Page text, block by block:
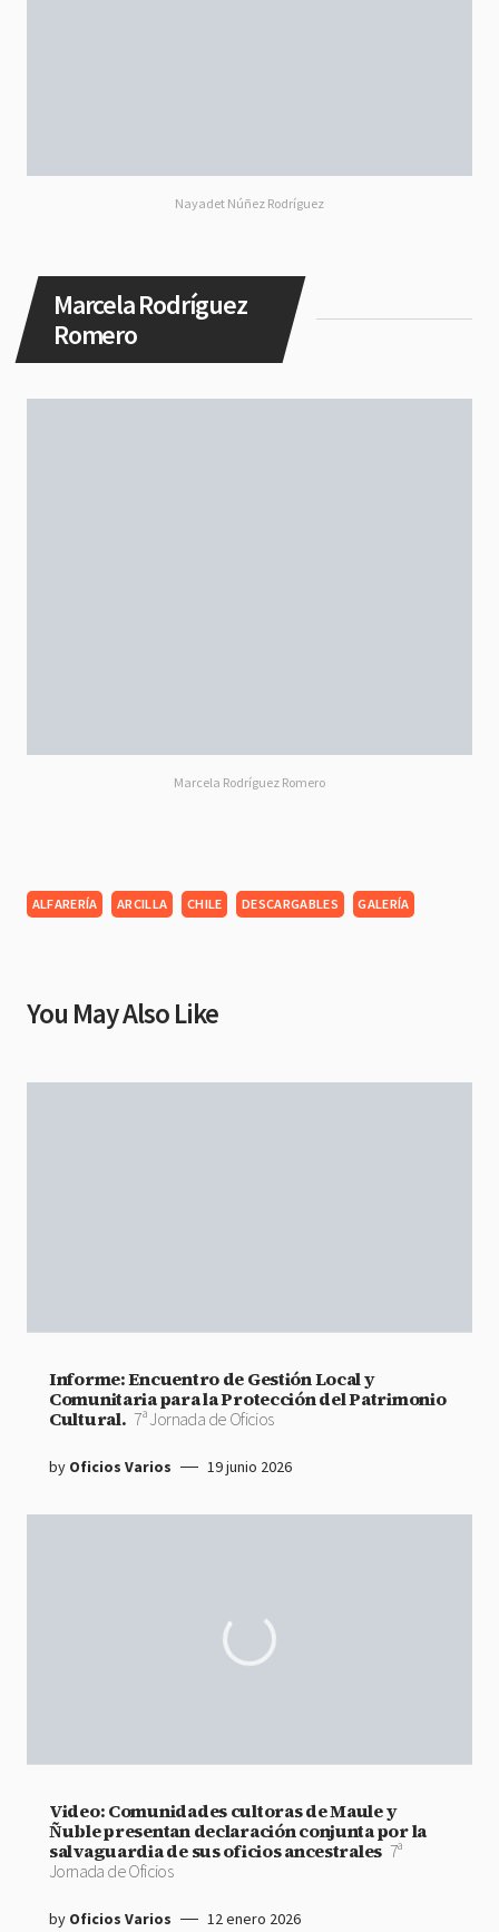
Nayadet Núñez Rodríguez
Marcela Rodríguez
Romero
Marcela Rodríguez Romero
ALFARERÍA ARCILLA CHILE DESCARGABLES GALERÍA
You May Also Like
Informe: Encuentro de Gestión Local y
Comunitaria para la Protección del Patrimonio
Cultural. 7ª Jornada de Oficios
by Oficios Varios 19 junio 2026
Video: Comunidades cultoras de Maule y
Ñuble presentan declaración conjunta por la
salvaguardia de sus oficios ancestrales 7ª
Jornada de Oficios
by Oficios Varios 12 enero 2026